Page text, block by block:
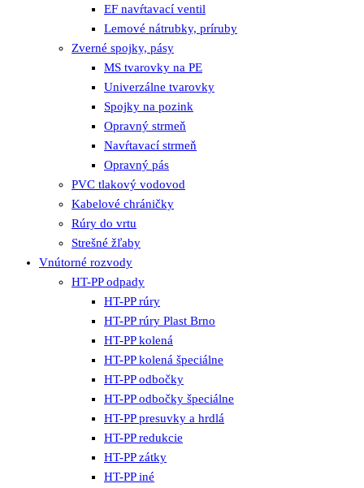
EF navŕtavací ventil
Lemové nátrubky, príruby
Zverné spojky, pásy
MS tvarovky na PE
Univerzálne tvarovky
Spojky na pozink
Opravný strmeň
Navŕtavací strmeň
Opravný pás
PVC tlakový vodovod
Kabelové chráničky
Rúry do vrtu
Strešné žľaby
Vnútorné rozvody
HT-PP odpady
HT-PP rúry
HT-PP rúry Plast Brno
HT-PP kolená
HT-PP kolená špeciálne
HT-PP odbočky
HT-PP odbočky špeciálne
HT-PP presuvky a hrdlá
HT-PP redukcie
HT-PP zátky
HT-PP iné